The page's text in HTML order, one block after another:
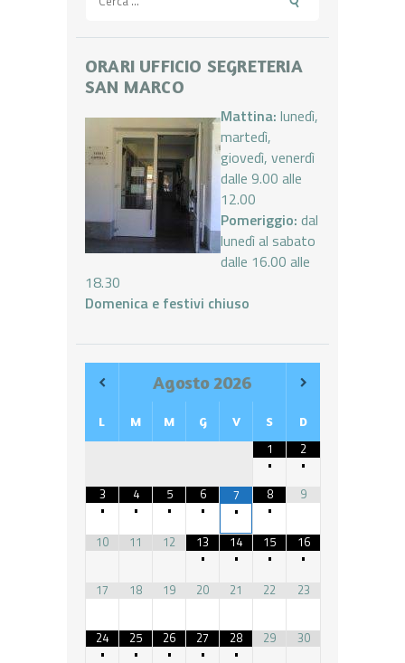
per:
ORARI UFFICIO SEGRETERIA
SAN MARCO
Mattina: lunedì,
martedì,
giovedì, venerdì
dalle 9.00 alle
12.00
Pomeriggio: dal
lunedì al sabato
dalle 16.00 alle
18.30
Domenica e festivi chiuso
Agosto 2026
L M M G V S D
1
•
2
•
3
•
4
•
5
•
6
•
7
•
8
•
9
10 11 12
13
•
14
•
15
•
16
•
17
18 19 20 21 22 23
24
•
25
•
26
•
27
•
28
•
29 30